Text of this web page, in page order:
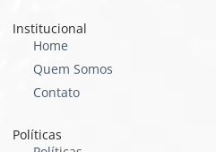
Institucional
Home
Quem Somos
Contato
Políticas